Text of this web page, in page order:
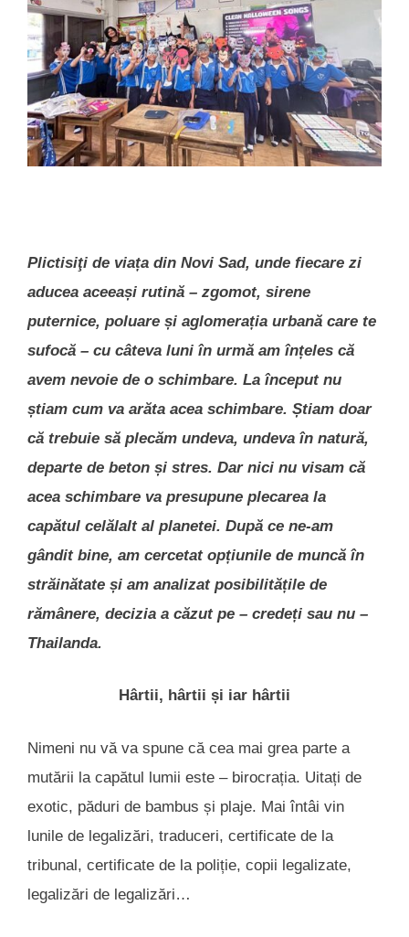
Plictisiţi de viața din Novi Sad, unde fiecare zi
aducea aceeași rutină – zgomot, sirene
puternice, poluare și aglomerația urbană care te
sufocă – cu câteva luni în urmă am înțeles că
avem nevoie de o schimbare. La început nu
știam cum va arăta acea schimbare. Știam doar
că trebuie să plecăm undeva, undeva în natură,
departe de beton și stres. Dar nici nu visam că
acea schimbare va presupune plecarea la
capătul celălalt al planetei. După ce ne-am
gândit bine, am cercetat opțiunile de muncă în
străinătate și am analizat posibilitățile de
rămânere, decizia a căzut pe – credeți sau nu –
Thailanda.
Hârtii, hârtii și iar hârtii
Nimeni nu vă va spune că cea mai grea parte a
mutării la capătul lumii este – birocrația. Uitați de
exotic, păduri de bambus și plaje. Mai întâi vin
lunile de legalizări, traduceri, certificate de la
tribunal, certificate de la poliție, copii legalizate,
legalizări de legalizări…